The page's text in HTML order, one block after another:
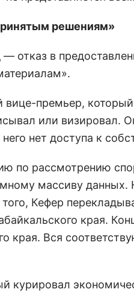
решениям»
отказ в
премьер,
или визировал.
него нет доступа к
по рассмотрению
массиву
Кефер
края.
края. Вся
курировал